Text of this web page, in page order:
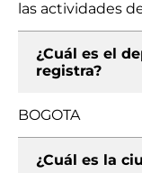
las actividades
¿Cuál es el
registra?
BOGOTA
¿Cuál es la